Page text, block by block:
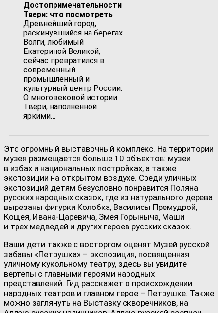
Достопримечательности
Твери: что посмотреть
Древнейший город,
раскинувшийся на берегах
Волги, любимый
Екатериной Великой,
сейчас превратился в
современный
промышленный и
культурный центр России.
О многовековой истории
Твери, наполненной
яркими…
Это огромный выставочный комплекс. На территории
музея размещается больше 10 объектов: музеи
в избах и национальных постройках, а также
экспозиции на открытом воздухе. Среди уличных
экспозиций детям безусловно понравится Поляна
русских народных сказок, где из натурального дерева
вырезаны фигурки Колобка, Василисы Премудрой,
Кощея, Ивана-Царевича, Змея Горыныча, Маши
и трех медведей и других героев русских сказок.
Ваши дети также с восторгом оценят Музей русской
забавы «Петрушка» – экспозиция, посвященная
уличному кукольному театру, здесь вы увидите
вертепы с главными героями народных
представлений. Гид расскажет о происхождении
народных театров и главном герое – Петрушке. Также
можно заглянуть на Выставку скворечников, на